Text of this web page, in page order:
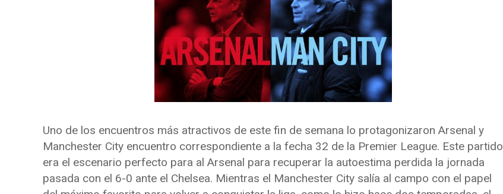
Uno de los encuentros más atractivos de este fin de semana lo protagonizaron Arsenal y
Manchester City encuentro correspondiente a la fecha 32 de la Premier League. Este partido
era el escenario perfecto para al Arsenal para recuperar la autoestima perdida la jornada
pasada con el 6-0 ante el Chelsea. Mientras el Manchester City salía al campo con el papel